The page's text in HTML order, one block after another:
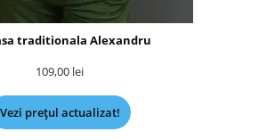
traditionala Alexandru
109,00 lei
Vezi prețul actualizat!